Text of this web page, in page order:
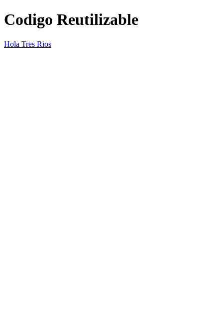
Codigo Reutilizable
Hola Tres Rios